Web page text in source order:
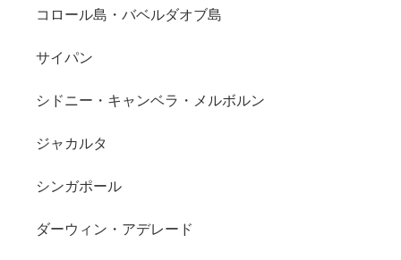
コロール島・バベルダオブ島
サイパン
シドニー・キャンベラ・メルボルン
ジャカルタ
シンガポール
ダーウィン・アデレード